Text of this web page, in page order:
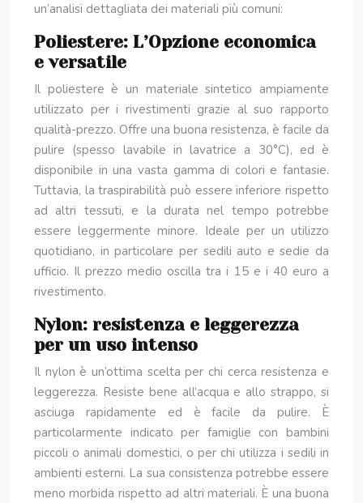
un’analisi dettagliata dei materiali più comuni:
Poliestere: L’Opzione economica
e versatile
Il poliestere è un materiale sintetico ampiamente
utilizzato per i rivestimenti grazie al suo rapporto
qualità-prezzo. Offre una buona resistenza, è facile da
pulire (spesso lavabile in lavatrice a 30°C), ed è
disponibile in una vasta gamma di colori e fantasie.
Tuttavia, la traspirabilità può essere inferiore rispetto
ad altri tessuti, e la durata nel tempo potrebbe
essere leggermente minore. Ideale per un utilizzo
quotidiano, in particolare per sedili auto e sedie da
ufficio. Il prezzo medio oscilla tra i 15 e i 40 euro a
rivestimento.
Nylon: resistenza e leggerezza
per un uso intenso
Il nylon è un’ottima scelta per chi cerca resistenza e
leggerezza. Resiste bene all’acqua e allo strappo, si
asciuga rapidamente ed è facile da pulire. È
particolarmente indicato per famiglie con bambini
piccoli o animali domestici, o per chi utilizza i sedili in
ambienti esterni. La sua consistenza potrebbe essere
meno morbida rispetto ad altri materiali. È una buona